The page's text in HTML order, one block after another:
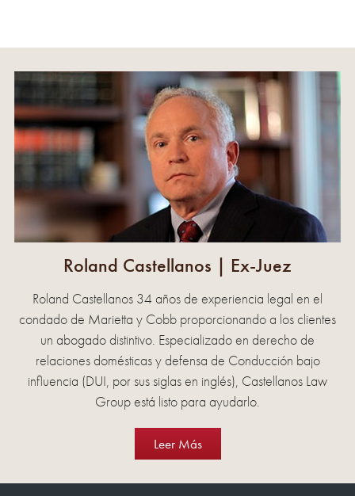
Roland Castellanos | Ex-Juez
Roland Castellanos 34 años de experiencia legal en el
condado de Marietta y Cobb proporcionando a los clientes
un abogado distintivo. Especializado en derecho de
relaciones domésticas y defensa de Conducción bajo
influencia (DUI, por sus siglas en inglés), Castellanos Law
Group está listo para ayudarlo.
Leer Más